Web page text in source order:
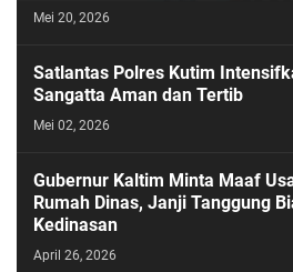
Mei 20, 2026
Satlantas Polres Kutim
Sangatta Aman dan Tertib
Mei 02, 2026
Gubernur Kaltim Minta Maaf
Rumah Dinas, Janji Tanggung
Kedinasan
April 26, 2026